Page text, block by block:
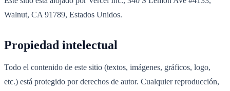
Walnut, CA 91789, Estados Unidos.
Propiedad intelectual
Todo el contenido de este sitio (textos, imágenes, gráficos, logo,
etc.) está protegido por derechos de autor. Cualquier reproducción,